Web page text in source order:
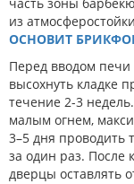
из
ОСНОВИТ
Перед вводом печи
высохнуть кладке
течение 2-3
малым огнем,
3–5 дня проводить
за один раз.
дверцы оставлять